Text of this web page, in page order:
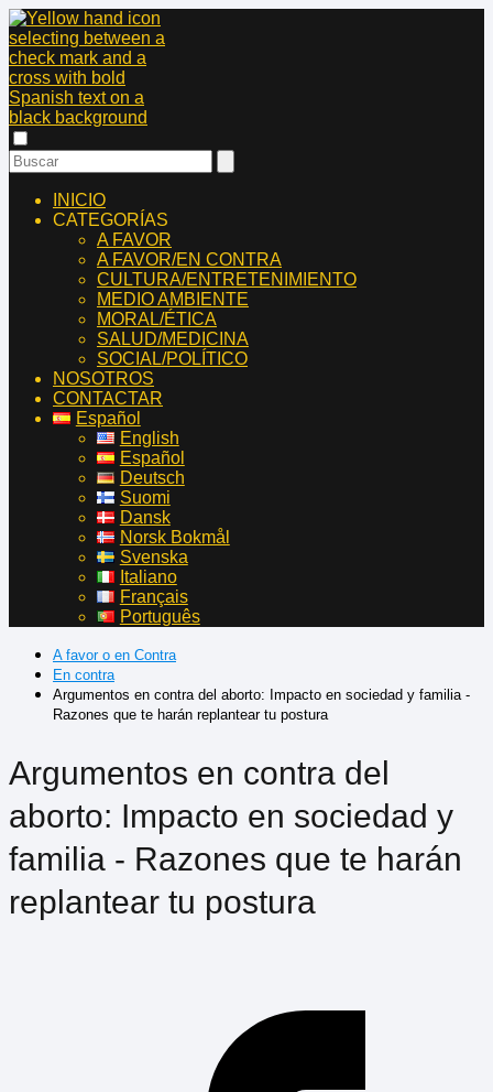
INICIO
CATEGORÍAS
A FAVOR
A FAVOR/EN CONTRA
CULTURA/ENTRETENIMIENTO
MEDIO AMBIENTE
MORAL/ÉTICA
SALUD/MEDICINA
SOCIAL/POLÍTICO
NOSOTROS
CONTACTAR
Español
English
Español
Deutsch
Suomi
Dansk
Norsk Bokmål
Svenska
Italiano
Français
Português
A favor o en Contra
En contra
Argumentos en contra del aborto: Impacto en sociedad y familia -
Razones que te harán replantear tu postura
Argumentos en contra del
aborto: Impacto en sociedad y
familia - Razones que te harán
replantear tu postura